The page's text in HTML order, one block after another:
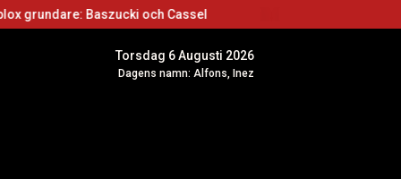
och Cassel
Torsdag 6 Augusti 2026
Dagens namn: Alfons, Inez